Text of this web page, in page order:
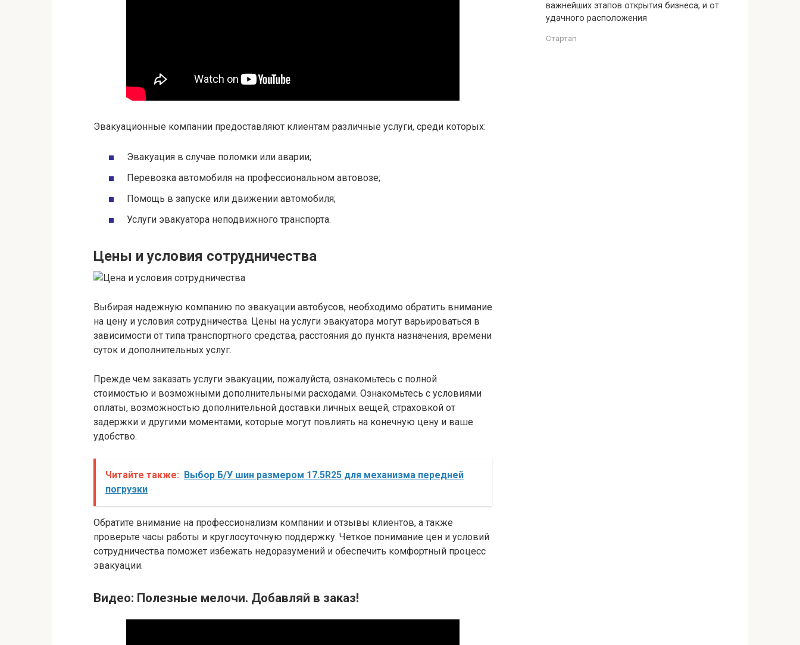
Эвакуационные компании предоставляют клиентам различные услуги, среди которых:
Эвакуация в случае поломки или аварии;
Перевозка автомобиля на профессиональном автовозе;
Помощь в запуске или движении автомобиля;
Услуги эвакуатора неподвижного транспорта.
Цены и условия сотрудничества
Выбирая надежную компанию по эвакуации автобусов, необходимо обратить внимание
на цену и условия сотрудничества. Цены на услуги эвакуатора могут варьироваться в
зависимости от типа транспортного средства, расстояния до пункта назначения, времени
суток и дополнительных услуг.
Прежде чем заказать услуги эвакуации, пожалуйста, ознакомьтесь с полной
стоимостью и возможными дополнительными расходами. Ознакомьтесь с условиями
оплаты, возможностью дополнительной доставки личных вещей, страховкой от
задержки и другими моментами, которые могут повлиять на конечную цену и ваше
удобство.
Читайте также:
Выбор Б/У шин размером 17.5R25 для механизма передней
погрузки
Обратите внимание на профессионализм компании и отзывы клиентов, а также
проверьте часы работы и круглосуточную поддержку. Четкое понимание цен и условий
сотрудничества поможет избежать недоразумений и обеспечить комфортный процесс
эвакуации.
Видео: Полезные мелочи. Добавляй в заказ!
важнейших этапов открытия бизнеса, и от
удачного расположения
Стартап